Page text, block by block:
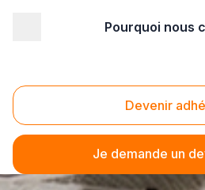
Pourquoi nous
Devenir
Je demande un